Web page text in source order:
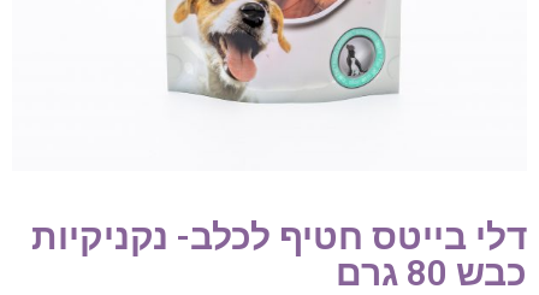
דלי בייטס חטיף לכלב- נקניקיות
כבש 80 גרם